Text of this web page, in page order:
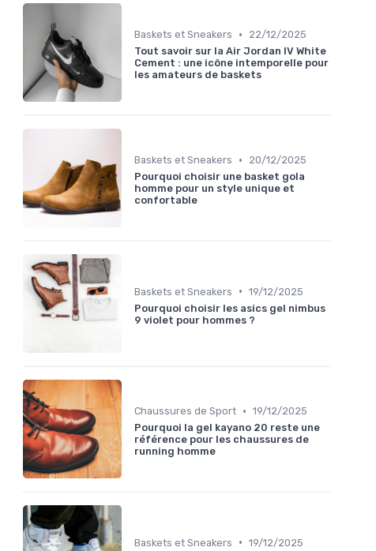
Baskets et Sneakers •
22/12/2025
Tout savoir sur la Air Jordan IV White
Cement : une icône intemporelle pour
les amateurs de baskets
Baskets et Sneakers •
20/12/2025
Pourquoi choisir une basket gola
homme pour un style unique et
confortable
Baskets et Sneakers • 19/12/2025
Pourquoi choisir les asics gel nimbus
9 violet pour hommes ?
Chaussures de Sport • 19/12/2025
Pourquoi la gel kayano 20 reste une
référence pour les chaussures de
running homme
Baskets et Sneakers • 19/12/2025